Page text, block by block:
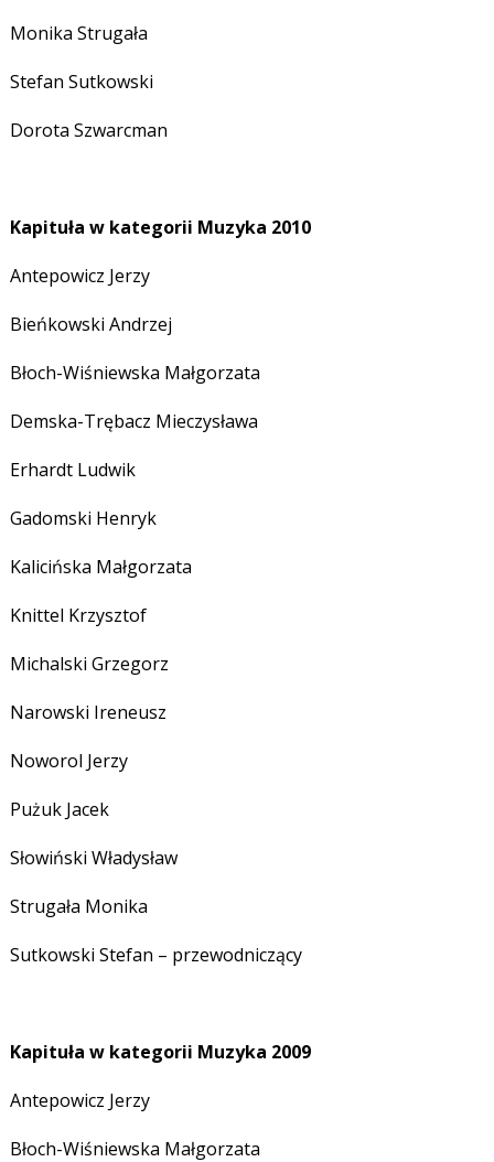
Monika Strugała
Stefan Sutkowski
Dorota Szwarcman
Kapituła w kategorii Muzyka 2010
Antepowicz Jerzy
Bieńkowski Andrzej
Błoch-Wiśniewska Małgorzata
Demska-Trębacz Mieczysława
Erhardt Ludwik
Gadomski Henryk
Kalicińska Małgorzata
Knittel Krzysztof
Michalski Grzegorz
Narowski Ireneusz
Noworol Jerzy
Pużuk Jacek
Słowiński Władysław
Strugała Monika
Sutkowski Stefan – przewodniczący
Kapituła w kategorii Muzyka 2009
Antepowicz Jerzy
Błoch-Wiśniewska Małgorzata